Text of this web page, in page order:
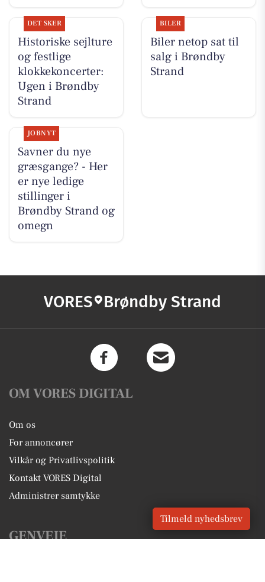
DET SKER
Historiske sejlture
og festlige
klokkekoncerter:
Ugen i Brøndby
Strand
BILER
Biler netop sat til
salg i Brøndby
Strand
JOBNYT
Savner du nye
græsgange? - Her
er nye ledige
stillinger i
Brøndby Strand og
omegn
VORES Brøndby Strand
OM VORES DIGITAL
Om os
For annoncører
Vilkår og Privatlivspolitik
Kontakt VORES Digital
Administrer samtykke
GENVEJE
Tilmeld nyhedsbrev